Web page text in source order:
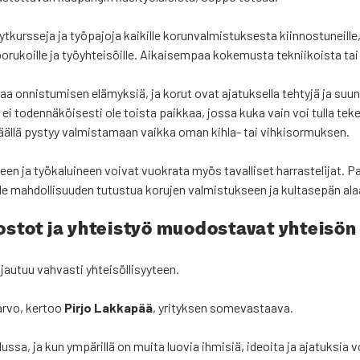
ja työ­pa­jo­ja kai­kil­le korun­val­mis­tuk­ses­ta
ja työyh­tei­söil­le. Aikai­sem­paa koke­mus­ta tek­nii­kois­ta
onnis­tu­mi­sen elä­myk­siä, ja korut ovat aja­tuk­sel­la teh­ty­jä ja
toden­nä­köi­ses­ti ole tois­ta paik­kaa, jos­sa kuka vain voi tul­la
pys­tyy val­mis­ta­maan vaik­ka oman kih­la- tai vih­ki­sor­muk­sen.
ja työ­ka­lui­neen voi­vat vuo­kra­ta myös taval­li­set har­ras­te­li­jat.
mah­dol­li­suu­den tutus­tua koru­jen val­mis­tuk­seen ja kul­ta­se­pän
ja yhteis­työ muo­dos­ta­vat yhtei­sön
vah­vas­ti yhtei­söl­li­syy­teen.
ker­too Pir­jo Lak­ka­pää, yri­tyk­sen some­vas­taa­va.
ja kun ympä­ril­lä on mui­ta luo­via ihmi­siä, ideoi­ta ja aja­tuk­sia